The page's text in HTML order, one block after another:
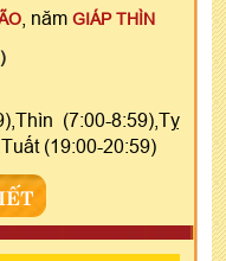
, năm GIÁP THÌN
(7:00-8:59),Tỵ
(19:00-20:59)